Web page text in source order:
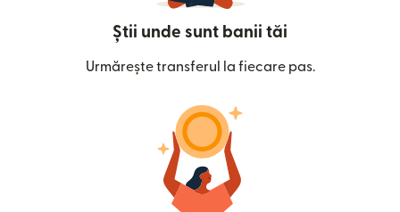
Știi unde sunt banii tăi
Urmărește transferul la fiecare pas.